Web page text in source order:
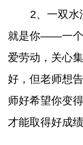
2、一双水
就是你——一个
爱劳动，关心
好，但老师想
师好希望你变
才能取得好成